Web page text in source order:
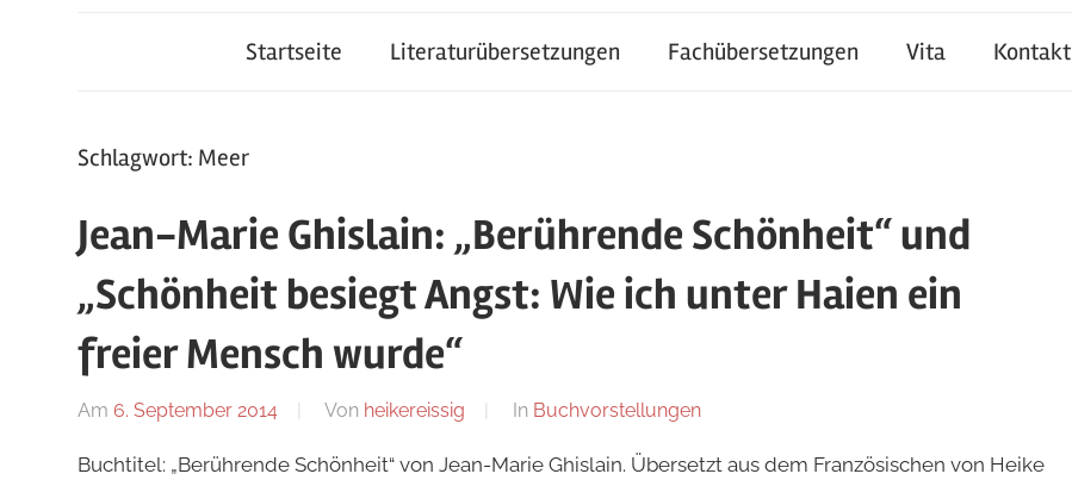
Startseite Literaturübersetzungen Fachübersetzungen Vita Kontakt
Schlagwort: Meer
Jean-Marie Ghislain: „Berührende Schönheit“ und
„Schönheit besiegt Angst: Wie ich unter Haien ein
freier Mensch wurde“
Am 6. September 2014 Von heikereissig In Buchvorstellungen
Buchtitel: „Berührende Schönheit“ von Jean-Marie Ghislain. Übersetzt aus dem Französischen von Heike